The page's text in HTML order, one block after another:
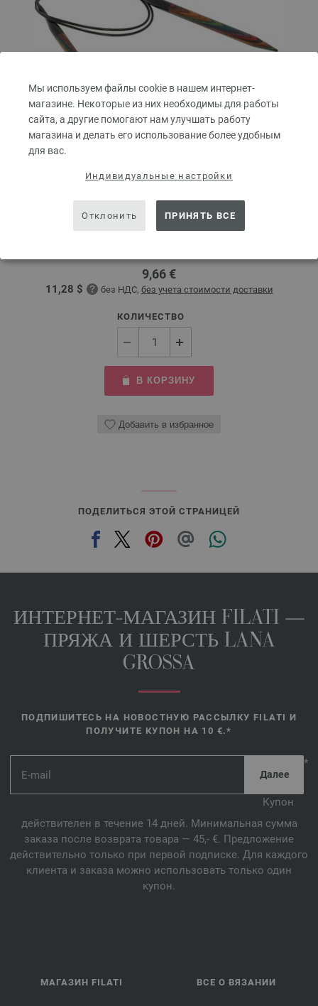
Мы используем файлы cookie в нашем интернет-
магазине. Некоторые из них необходимы для работы
сайта, а другие помогают нам улучшать работу
магазина и делать его использование более удобным
для вас.
Индивидуальные настройки
Отклонить ПРИНЯТЬ ВСЕ
Круговые спицы Design-Holz Multicolor № 7,0
длина 80 см
Круговые спицы из дерева LANA GROSSA Design-Holz Multicolor № 7,0
9,66 €
11,28 $ без НДС, без учета стоимости доставки
КОЛИЧЕСТВО
В КОРЗИНУ
Добавить в избранное
ПОДЕЛИТЬСЯ ЭТОЙ СТРАНИЦЕЙ
ИНТЕРНЕТ-МАГАЗИН FILATI —
ПРЯЖА И ШЕРСТЬ LANA
GROSSA
ПОДПИШИТЕСЬ НА НОВОСТНУЮ РАССЫЛКУ FILATI И
ПОЛУЧИТЕ КУПОН НА 10 €.*
*
Купон
действителен в течение 14 дней. Минимальная сумма
заказа после возврата товара — 45,- €. Предложение
действительно только при первой подписке. Для каждого
клиента и заказа можно использовать только один
купон.
МАГАЗИН FILATI ВСЕ О ВЯЗАНИИ